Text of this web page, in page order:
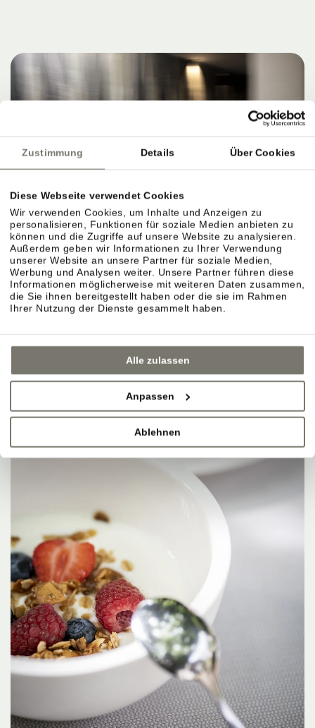
Zustimmung Details Über Cookies
Diese Webseite verwendet Cookies
Wir verwenden Cookies, um Inhalte und Anzeigen zu
personalisieren, Funktionen für soziale Medien anbieten zu
können und die Zugriffe auf unsere Website zu analysieren.
Außerdem geben wir Informationen zu Ihrer Verwendung
unserer Website an unsere Partner für soziale Medien,
Werbung und Analysen weiter. Unsere Partner führen diese
Informationen möglicherweise mit weiteren Daten zusammen,
die Sie ihnen bereitgestellt haben oder die sie im Rahmen
Ihrer Nutzung der Dienste gesammelt haben.
Alle zulassen
Anpassen
Ablehnen